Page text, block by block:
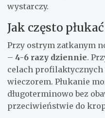
wystarczy.
Jak często
Przy ostrym zatkanym
– 4-6 razy dziennie.
celach
wieczorem. Płukanie
długoterminowo bez
przeciwieństwie do